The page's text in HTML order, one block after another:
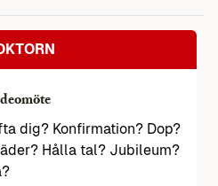
dig? Konfirmation? Dop?
Hålla tal? Jubileum?